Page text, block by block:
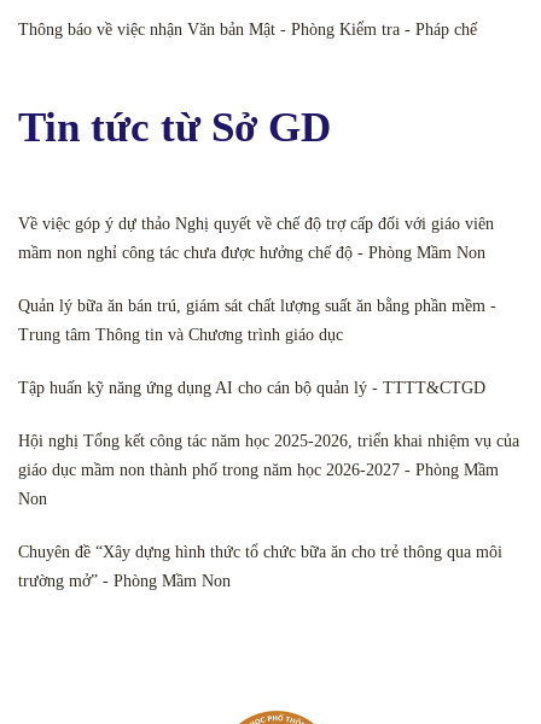
Thông báo về việc nhận Văn bản Mật - Phòng Kiểm tra - Pháp chế
Tin tức từ Sở GD
Về việc góp ý dự thảo Nghị quyết về chế độ trợ cấp đối với giáo viên
mầm non nghỉ công tác chưa được hưởng chế độ - Phòng Mầm Non
Quản lý bữa ăn bán trú, giám sát chất lượng suất ăn bằng phần mềm -
Trung tâm Thông tin và Chương trình giáo dục
Tập huấn kỹ năng ứng dụng AI cho cán bộ quản lý - TTTT&CTGD
Hội nghị Tổng kết công tác năm học 2025-2026, triển khai nhiệm vụ của
giáo dục mầm non thành phố trong năm học 2026-2027 - Phòng Mầm
Non
Chuyên đề “Xây dựng hình thức tổ chức bữa ăn cho trẻ thông qua môi
trường mở” - Phòng Mầm Non